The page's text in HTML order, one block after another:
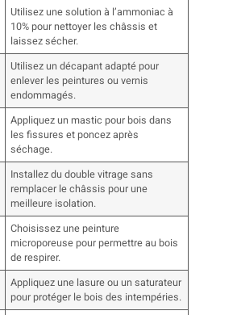
Utilisez une solution à l’ammoniac à
10% pour nettoyer les châssis et
laissez sécher.
Utilisez un décapant adapté pour
enlever les peintures ou vernis
endommagés.
Appliquez un mastic pour bois dans
les fissures et poncez après
séchage.
Installez du double vitrage sans
remplacer le châssis pour une
meilleure isolation.
Choisissez une peinture
microporeuse pour permettre au bois
de respirer.
Appliquez une lasure ou un saturateur
pour protéger le bois des intempéries.